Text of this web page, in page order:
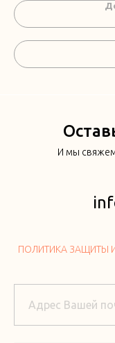
И мы
ПОЛИТИКА ЗАЩИТЫ